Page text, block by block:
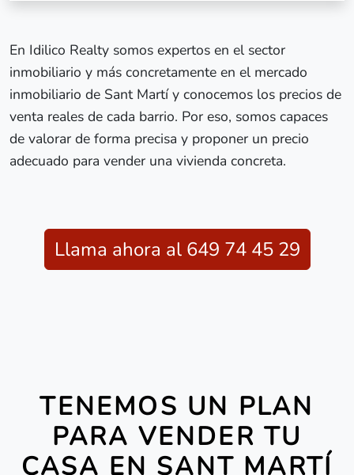
En Idilico Realty somos expertos en el sector
inmobiliario y más concretamente en el mercado
inmobiliario de Sant Martí y conocemos los precios de
venta reales de cada barrio. Por eso, somos capaces
de valorar de forma precisa y proponer un precio
adecuado para vender una vivienda concreta.
Llama ahora al 649 74 45 29
TENEMOS UN PLAN
PARA VENDER TU
CASA EN SANT MARTÍ